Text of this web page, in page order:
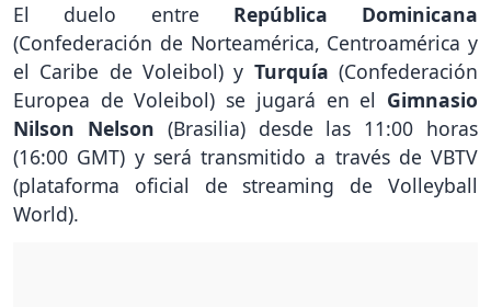
El duelo entre República Dominicana
(Confederación de Norteamérica, Centroamérica y
el Caribe de Voleibol) y Turquía(Confederación
Europea de Voleibol) se jugará en el Gimnasio
Nilson Nelson (Brasilia) desde las 11:00 horas
(16:00 GMT) y será transmitido a través de VBTV
(plataforma oficial de streaming de Volleyball
World).